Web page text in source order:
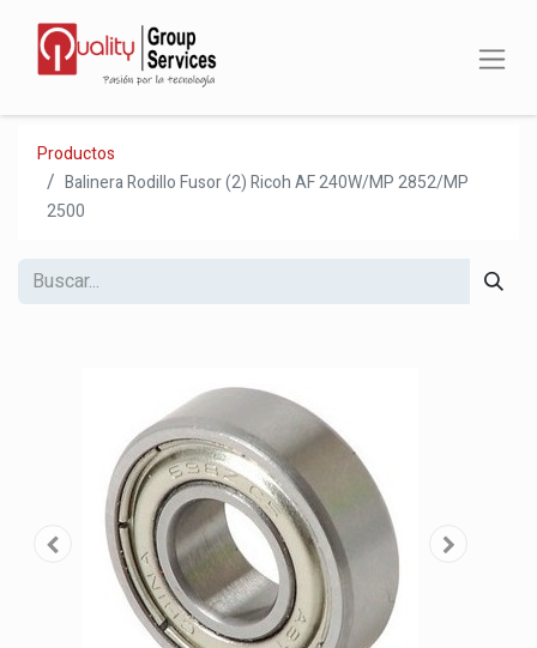
Productos
Balinera Rodillo Fusor (2) Ricoh AF 240W/MP 2852/MP
2500